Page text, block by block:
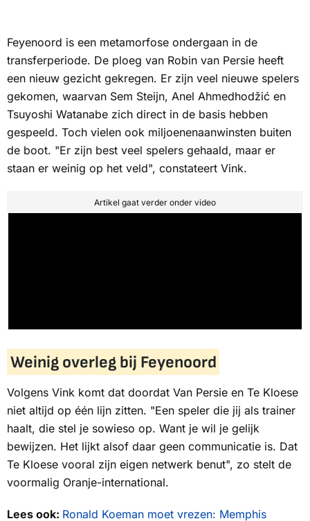
Feyenoord is een metamorfose ondergaan in de
transferperiode. De ploeg van Robin van Persie heeft
een nieuw gezicht gekregen. Er zijn veel nieuwe spelers
gekomen, waarvan Sem Steijn, Anel Ahmedhodžić en
Tsuyoshi Watanabe zich direct in de basis hebben
gespeeld. Toch vielen ook miljoenenaanwinsten buiten
de boot. "Er zijn best veel spelers gehaald, maar er
staan er weinig op het veld", constateert Vink.
Artikel gaat verder onder video
Weinig overleg bij Feyenoord
Volgens Vink komt dat doordat Van Persie en Te Kloese
niet altijd op één lijn zitten. "Een speler die jij als trainer
haalt, die stel je sowieso op. Want je wil je gelijk
bewijzen. Het lijkt alsof daar geen communicatie is. Dat
Te Kloese vooral zijn eigen netwerk benut", zo stelt de
voormalig Oranje-international.
Lees ook: Ronald Koeman moet vrezen: Memphis